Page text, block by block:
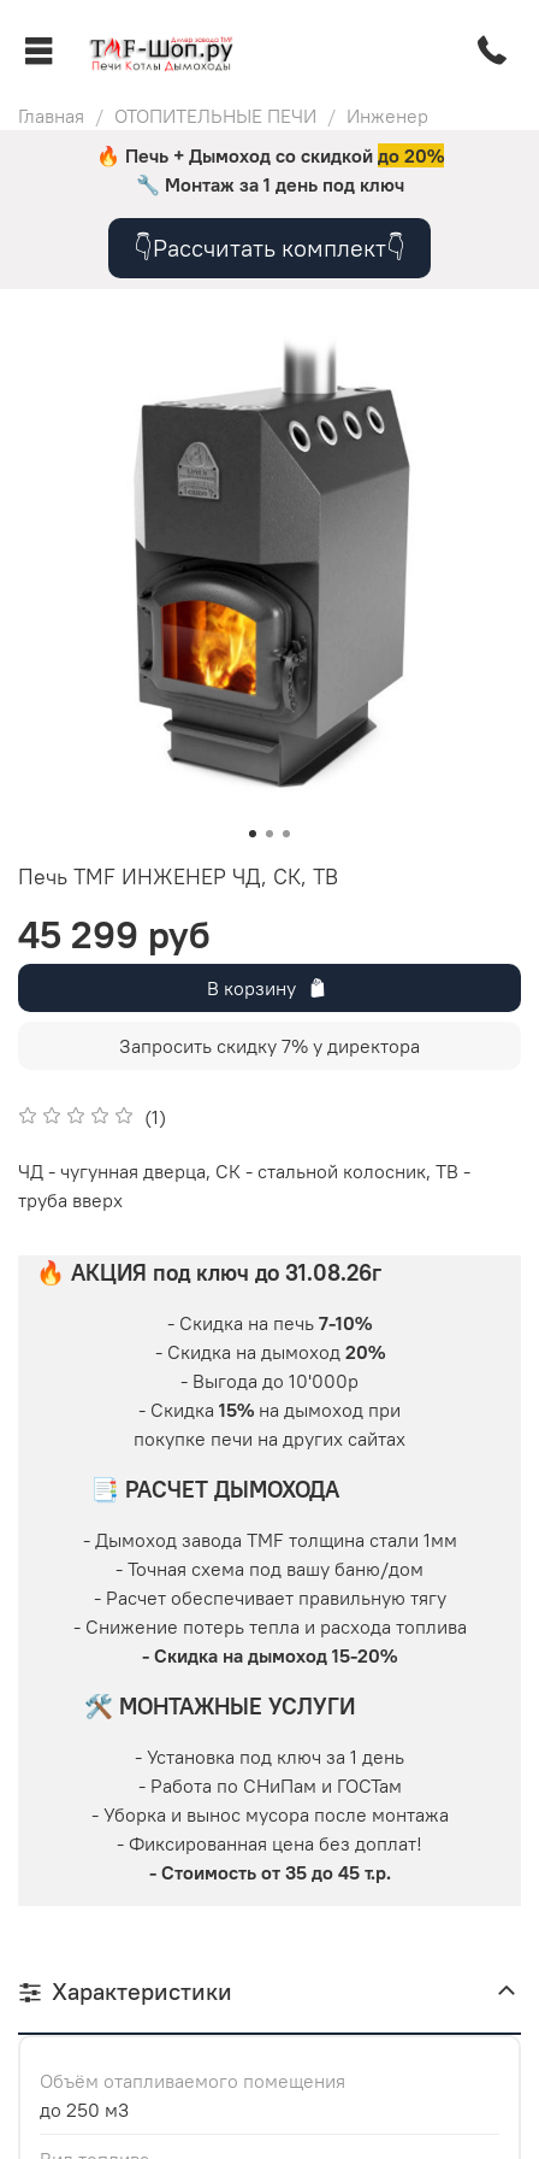
Главная ОТОПИТЕЛЬНЫЕ ПЕЧИ
Инженер
🔥 Печь + Дымоход со скидкой до 20%
🔧 Монтаж за 1 день под ключ
👇Рассчитать комплект👇
Печь TMF ИНЖЕНЕР ЧД, СК, ТВ
(1)
45 299 руб
В корзину
Запросить скидку 7% у директора
ЧД - чугунная дверца, СК - стальной колосник, ТВ -
труба вверх
🔥 АКЦИЯ под ключ до 31.08.26г
- Скидка на печь 7-10%
- Скидка на дымоход 20%
- Выгода до 10'000р
- Скидка 15% на дымоход при
покупке печи на других сайтах
📑 РАСЧЕТ ДЫМОХОДА
- Дымоход завода TMF толщина стали 1мм
- Точная схема под вашу баню/дом
- Расчет обеспечивает правильную тягу
- Снижение потерь тепла и расхода топлива
- Скидка на дымоход 15-20%
🛠 МОНТАЖНЫЕ УСЛУГИ
- Установка под ключ за 1 день
- Работа по СНиПам и ГОСТам
- Уборка и вынос мусора после монтажа
- Фиксированная цена без доплат!
- Стоимость от 35 до 45 т.р.
Характеристики
Объём отапливаемого помещения
до 250 м3